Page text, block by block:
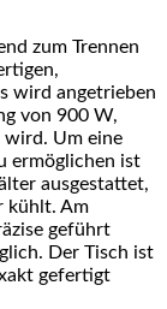
zum Trennen
wird angetrieben
von 900 W,
Um eine
ermöglichen ist
ausgestattet,
kühlt. Am
geführt
Der Tisch ist
gefertigt